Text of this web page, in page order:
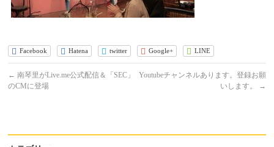
Facebook Hatena twitter Google+ LINE
← 南琴里がLive.me公式配信＆「SEC」
のCMに登場
Youtubeチャンネルあります。登録お願
いします。
→